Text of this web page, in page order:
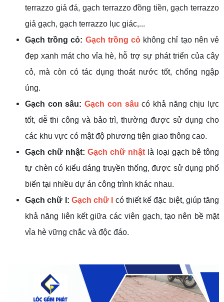
terrazzo giả đá, gạch terrazzo đồng tiền, gạch terrazzo
giả gạch, gạch terrazzo lục giác,...
Gạch trồng cỏ: Gạch trồng cỏ không chỉ tạo nên vẻ
đẹp xanh mát cho vỉa hè, hỗ trợ sự phát triển của cây
cỏ, mà còn có tác dụng thoát nước tốt, chống ngập
úng.
Gạch con sâu: Gạch con sâu có khả năng chịu lực
tốt, dễ thi công và bảo trì, thường được sử dụng cho
các khu vực có mật độ phương tiện giao thông cao.
Gạch chữ nhật: Gạch chữ nhật là loại gạch bê tông
tự chèn có kiểu dáng truyền thống, được sử dụng phổ
biến tại nhiều dự án công trình khác nhau.
Gạch chữ I: Gạch chữ I
có thiết kế đặc biệt, giúp tăng
khả năng liên kết giữa các viên gạch, tạo nên bề mặt
vỉa hè vững chắc và độc đáo.